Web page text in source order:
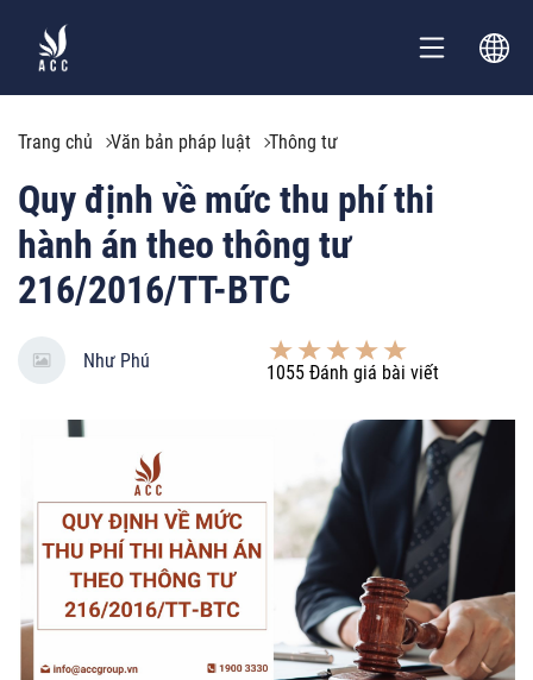
Trang chủ Văn bản pháp luật Thông tư
Quy định về mức thu phí thi
hành án theo thông tư
216/2016/TT-BTC
Như Phú
1055 Đánh giá bài viết